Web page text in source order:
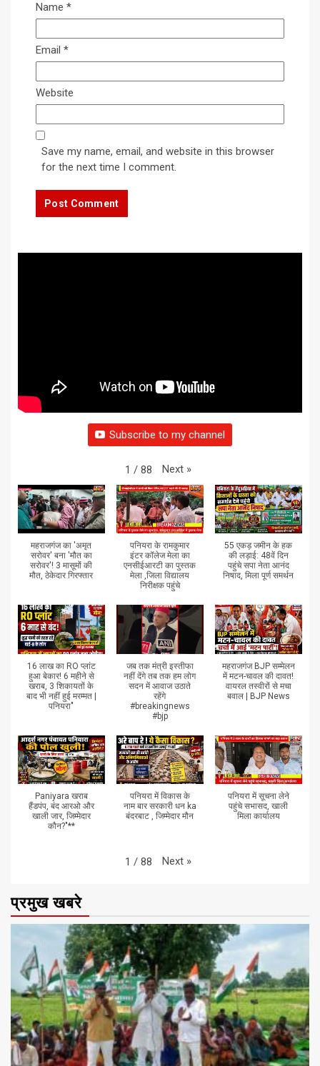
Name *
Email *
Website
Save my name, email, and website in this browser
for the next time I comment.
Subscribe to my channel
1 / 88 Next »
महराजगंज का 'अमृत
सरोवर' बना 'मौत का
सरोवर'! 3 मासूमों की
मौत, ठेकेदार गिरफ्तार
पनियरा के रामकुमार
इंटर कॉलेज मेला का
एनसीईआरटी का पुस्तक
मेला ,जिला विद्यालय
निरीक्षक पहुंचे
55 एकड़ जमीन के हक
की लड़ाई: 48वें दिन
पहुंचे सपा नेता आनंद
निषाद, मिला पूर्ण समर्थन
16 लाख का RO प्लांट
हुआ बेकार! 6 महीने से
खराब, 3 शिकायतों के
बाद भी नहीं हुई मरम्मत |
पनियरा"
जब तक मंत्री इस्तीफा
नहीं देंगे तब तक हम लोग
सदन में आवाज उठाते
रहेंगे
#breakingnews
#bjp
महराजगंज BJP सम्मेलन
में मटन-चावल की दावत!
वायरल तस्वीरों से मचा
बवाल | BJP News
Paniyara खराब
हैंडपंप, बंद आरओ और
खाली जार, जिम्मेदार
कौन?"**
पनियरा में विकास के
नाम बार सरकारी धन ka
बंदरबाट , जिम्मेदार मौन
पनियरा में सूचना लेने
पहुंचे सभासद, खाली
मिला कार्यालय
1 / 88 Next »
प्रमुख खबरे